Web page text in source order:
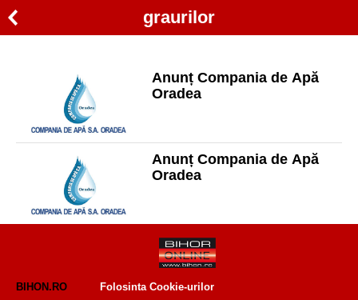
graurilor
Anunț Compania de Apă
Oradea
Anunț Compania de Apă
Oradea
BIHON.RO
Folosinta Cookie-urilor